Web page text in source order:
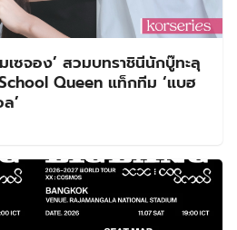
ซจอง’ สวมบทราชินีนักบู๊ทะลุ
Queen แท็กทีม ‘แบฮ
’